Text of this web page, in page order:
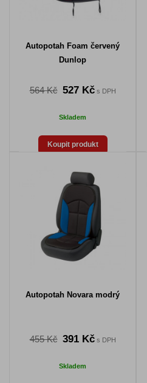
Autopotah Foam červený
Dunlop
564 Kč 527 Kčs DPH
Skladem
Koupit produkt
Autopotah Novara modrý
455 Kč 391 Kčs DPH
Skladem